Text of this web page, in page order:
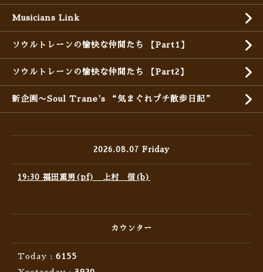
Musicians Link
ソウルトレーンの愉快な仲間たち 【Part1】
ソウルトレーンの愉快な仲間たち 【Part2】
新企画〜Soul Trane's “気まぐれプチ散歩日記”
2026.08.07 Friday
19:30 福田重男(pf) 上村 信(b)
カウンター
Today : 6155